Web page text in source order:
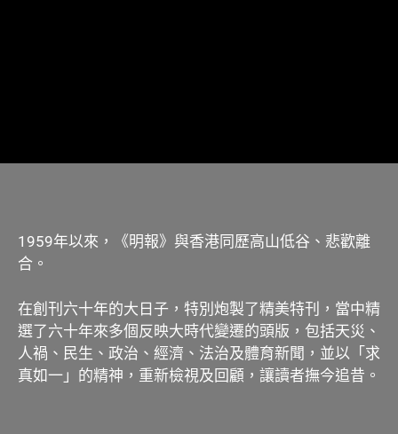
1959年以來，《明報》與香港同歷高山低谷、悲歡離
合。
在創刊六十年的大日子，特別炮製了精美特刊，當中精
選了六十年來多個反映大時代變遷的頭版，包括天災、
人禍、民生、政治、經濟、法治及體育新聞，並以「求
真如一」的精神，重新檢視及回顧，讓讀者撫今追昔。